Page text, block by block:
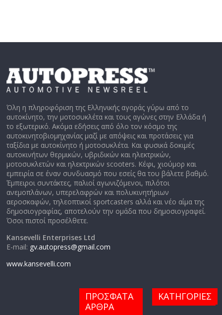
Όλη η πληροφόριση της Ελληνικής αγοράς γύρω από το
αυτοκίνητο, την μοτοσυκλέτα και τους αγώνες στην Ελλάδα ή
το εξωτερικό. Ακόμα εδήσεις από όλο τον κόσμο της
αυτοκινητοβιομηχανίας μαζί με απόψεις και προτάσεις για
ταξίδια με αυτοκίνητο ή μοτοσυκλέτα. Και φυσικά δοκιμές
αυτοκινήτων θερμικών, υβριδικών και ηλεκτρικών,
μοτοσυκλετών και ηλεκτρικών scooters. Κέφι, χιούμορ και
εμπειρία σε έναν συνδυασμό που εσείς θα του βάλετε βαθμό.
Έμπειροι συντάκτες, παλιοί αγωνιζόμενοι, πιλότοι
ανεμοπλάνων, υπερελαφρών και πολυκινητήριων
αεροσκαφών, τηλεοπτικοί sportcasters αλλά και νέο αίμα της
δημοσιογραφίας, αποτελούν την ομάδα που δημοσιογραφεί.
Όσοι πιστοί προσέλθετε.
Kansevelli Enterprises Ltd
E-mail: gv.autopress@gmail.com
www.kansevelli.com
ΠΡΟΣΦΑΤΑ
ΑΡΘΡΑ
ΚΑΤΗΓΟΡΙΕΣ